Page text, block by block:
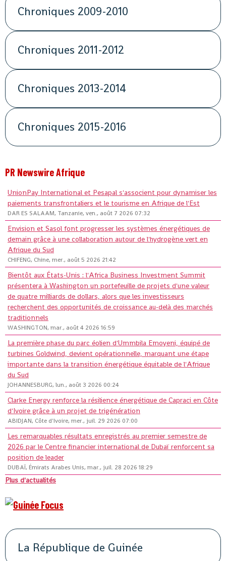
Chroniques 2009-2010
Chroniques 2011-2012
Chroniques 2013-2014
Chroniques 2015-2016
PR Newswire Afrique
UnionPay International et Pesapal s'associent pour dynamiser les
paiements transfrontaliers et le tourisme en Afrique de l'Est
DAR ES SALAAM, Tanzanie, ven., août 7 2026 07:32
Envision et Sasol font progresser les systèmes énergétiques de
demain grâce à une collaboration autour de l'hydrogène vert en
Afrique du Sud
CHIFENG, Chine, mer., août 5 2026 21:42
Bientôt aux États-Unis : l'Africa Business Investment Summit
présentera à Washington un portefeuille de projets d'une valeur
de quatre milliards de dollars, alors que les investisseurs
recherchent des opportunités de croissance au-delà des marchés
traditionnels
WASHINGTON, mar., août 4 2026 16:59
La première phase du parc éolien d'Ummbila Emoyeni, équipé de
turbines Goldwind, devient opérationnelle, marquant une étape
importante dans la transition énergétique équitable de l'Afrique
du Sud
JOHANNESBURG, lun., août 3 2026 00:24
Clarke Energy renforce la résilience énergétique de Capraci en Côte
d'Ivoire grâce à un projet de trigénération
ABIDJAN, Côte d'Ivoire, mer., juil. 29 2026 07:00
Les remarquables résultats enregistrés au premier semestre de
2026 par le Centre financier international de Dubaï renforcent sa
position de leader
DUBAÏ, Émirats Arabes Unis, mar., juil. 28 2026 18:29
Plus d'actualités
La République de Guinée